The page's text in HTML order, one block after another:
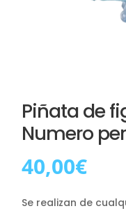
Piñata de
Numero
40,00€
Se realizan de